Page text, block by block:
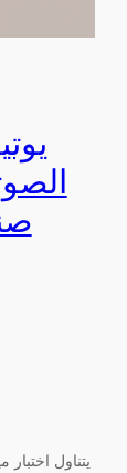
يتناول